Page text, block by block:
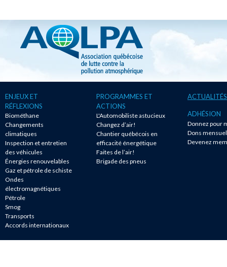
ENJEUX ET
RÉFLEXIONS
Biométhane
Changements
climatiques
Inspection et entretien
des véhicules
Énergies renouvelables
Gaz et pétrole de schiste
Ondes
électromagnétiques
Pétrole
Smog
Transports
Accords internationaux
PROGRAMMES ET
ACTIONS
L'Automobiliste astucieux
Changez d’air!
Chantier québécois en
efficacité énergétique
Faites de l’air!
Brigade des pneus
ACTUALITÉS
ADHÉSION
Donnez pour
Dons
Devenez